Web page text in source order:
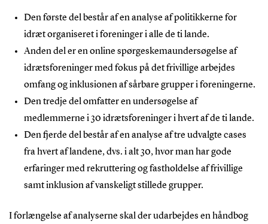
Den første del består af en analyse af politikkerne for
idræt organiseret i foreninger i alle de ti lande.
Anden del er en online spørgeskemaundersøgelse af
idrætsforeninger med fokus på det frivillige arbejdes
omfang og inklusionen af sårbare grupper i foreningerne.
Den tredje del omfatter en undersøgelse af
medlemmerne i 30 idrætsforeninger i hvert af de ti lande.
Den fjerde del består af en analyse af tre udvalgte cases
fra hvert af landene, dvs. i alt 30, hvor man har gode
erfaringer med rekruttering og fastholdelse af frivillige
samt inklusion af vanskeligt stillede grupper.
I forlængelse af analyserne skal der udarbejdes en håndbog